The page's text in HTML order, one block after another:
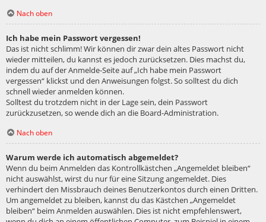
Nach oben
Ich habe mein Passwort vergessen!
Das ist nicht schlimm! Wir können dir zwar dein altes Passwort nicht
wieder mitteilen, du kannst es jedoch zurücksetzen. Dies machst du,
indem du auf der Anmelde-Seite auf „Ich habe mein Passwort
vergessen“ klickst und den Anweisungen folgst. So solltest du dich
schnell wieder anmelden können.
Solltest du trotzdem nicht in der Lage sein, dein Passwort
zurückzusetzen, so wende dich an die Board-Administration.
Nach oben
Warum werde ich automatisch abgemeldet?
Wenn du beim Anmelden das Kontrollkästchen „Angemeldet bleiben“
nicht auswählst, wirst du nur für eine Sitzung angemeldet. Dies
verhindert den Missbrauch deines Benutzerkontos durch einen Dritten.
Um angemeldet zu bleiben, kannst du das Kästchen „Angemeldet
bleiben“ beim Anmelden auswählen. Dies ist nicht empfehlenswert,